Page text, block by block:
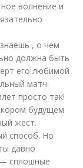
волнение и
, о чем
должна быть
его любимой
матч
просто так!
будущем
жест.
способ. Но
давно
сплошные